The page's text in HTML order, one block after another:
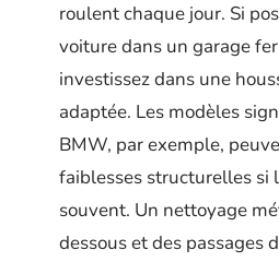
roulent chaque jour. Si
voiture dans un garage
investissez dans une
adaptée. Les modèles
BMW, par exemple,
faiblesses structurelles si
souvent. Un nettoyage
dessous et des passages